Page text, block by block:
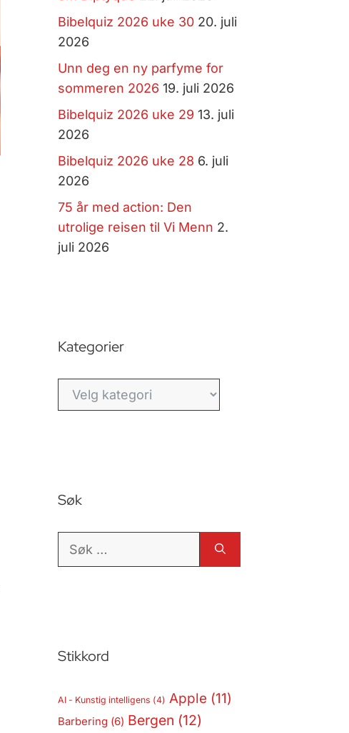
Bibelquiz 2026 uke 30 20. juli
2026
Unn deg en ny parfyme for
sommeren 2026 19. juli 2026
Bibelquiz 2026 uke 29 13. juli
2026
Bibelquiz 2026 uke 28 6. juli
2026
75 år med action: Den
utrolige reisen til Vi Menn 2.
juli 2026
Kategorier
Kategorier
Søk
Søk
Stikkord
AI - Kunstig intelligens (4) Apple (11)
Barbering (6) Bergen (12)